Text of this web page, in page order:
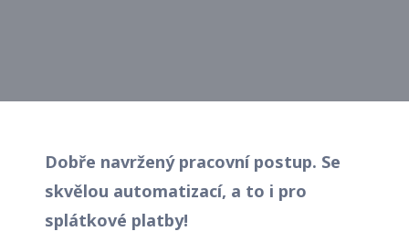
Dobře navržený pracovní postup. Se
skvělou automatizací, a to i pro
splátkové platby!